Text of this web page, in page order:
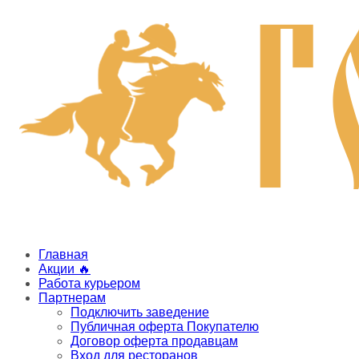
Главная
Акции 🔥
Работа курьером
Партнерам
Подключить заведение
Публичная оферта Покупателю
Договор оферта продавцам
Вход для ресторанов